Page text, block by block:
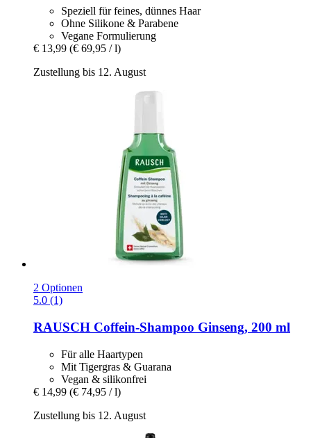
Speziell für feines, dünnes Haar
Ohne Silikone & Parabene
Vegane Formulierung
€ 13,99 (€ 69,95 / l)
Zustellung bis 12. August
2 Optionen
5.0 (1)
RAUSCH Coffein-​Shampoo Ginseng, 200 ml
Für alle Haartypen
Mit Tigergras & Guarana
Vegan & silikonfrei
€ 14,99 (€ 74,95 / l)
Zustellung bis 12. August